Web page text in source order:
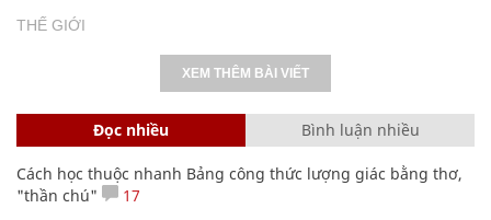
THẾ GIỚI
XEM THÊM BÀI VIẾT
Đọc nhiều Bình luận nhiều
Cách học thuộc nhanh Bảng công thức lượng giác bằng thơ,
"thần chú"
17